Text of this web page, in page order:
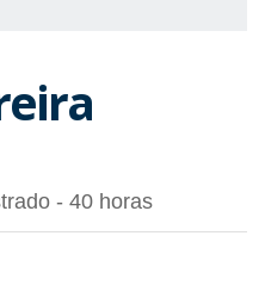
- 40 horas